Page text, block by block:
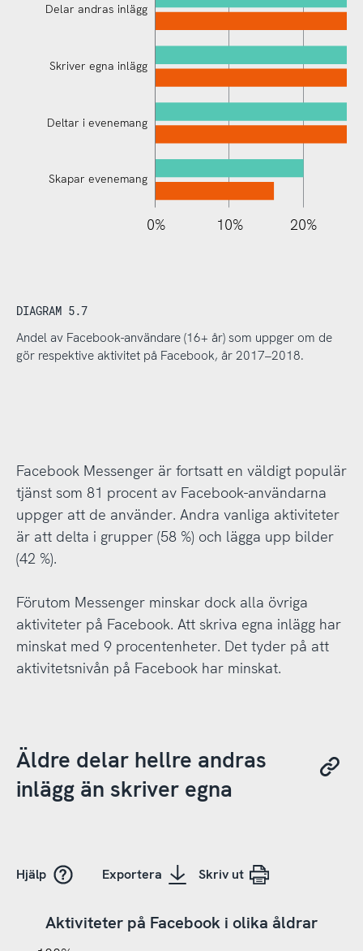
Använder Messenger
Delar andras inlägg
Skriver egna inlägg
Deltar i evenemang
Skapar evenemang
-20% 20%
10%
0%
-10%
110%
DIAGRAM 5.7
Andel av Facebook-användare (16+ år) som uppger om de
gör respektive aktivitet på Facebook, år 2017–2018.
Facebook Messenger är fortsatt en väldigt populär
tjänst som 81 procent av Facebook-användarna
uppger att de använder. Andra vanliga aktiviteter
är att delta i grupper (58 %) och lägga upp bilder
(42 %).
Förutom Messenger minskar dock alla övriga
aktiviteter på Facebook. Att skriva egna inlägg har
minskat med 9 procentenheter. Det tyder på att
aktivitetsnivån på Facebook har minskat.
Äldre delar hellre andras
inlägg än skriver egna
Hjälp Exportera Skriv ut
Aktiviteter på Facebook i olika åldrar